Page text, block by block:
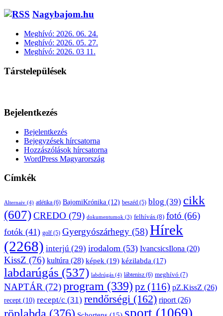
Nagybajom.hu
Meghívó: 2026. 06. 24.
Meghívó: 2026. 05. 27.
Meghívó: 2026. 03 11.
Társtelepülések
Bejelentkezés
Bejelentkezés
Bejegyzések hírcsatorna
Hozzászólások hírcsatorna
WordPress Magyarország
Címkék
Alternaiv (4) atlétika (6) BajomiKrónika (12) beszéd (5) blog (39) cikk
(607)CREDO (79) dokumentumok (3) felhívás (8) fotó (66)
fotók (41) golf (5) Gyergyószárhegy (58)Hírek
(2268) interjú (29) irodalom (53) IvancsicsIlona (20)
KissZ (76) kultúra (28) képek (19) kézilabda (17)
labdarúgás (537) labdrúgás (4) lábtenisz (6) meghívó (7)
NAPTÁR (72)program (339) pz (116) pZ.KissZ (26)
recept (10) recept/c (31) rendőrségi (162) riport(26)